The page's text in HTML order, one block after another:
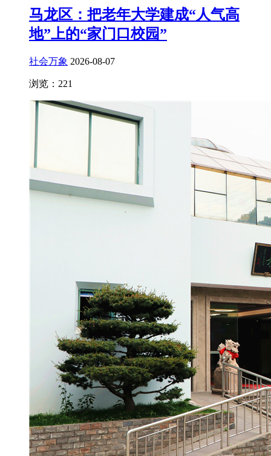
马龙区：把老年大学建成“人气高
地”上的“家门口校园”
社会万象 2026-08-07
浏览：221